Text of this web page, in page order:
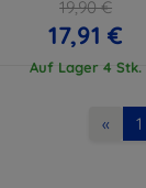
19,90 €
17,91 €
Auf Lager 4 Stk.
« 1